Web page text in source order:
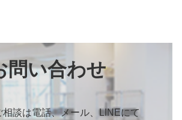
問い合わせ
相談は電話、メール、LINEにて